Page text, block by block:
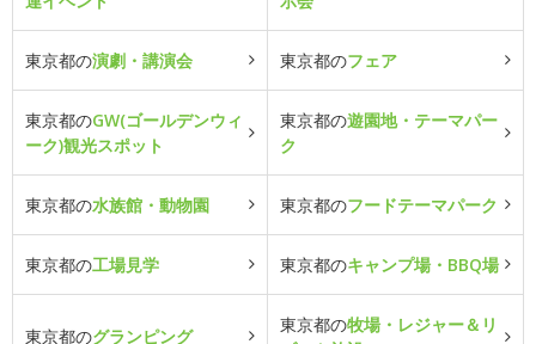
東京都の演劇・講演会 東京都のフェア
東京都のGW(ゴールデンウィ
ーク)観光スポット
東京都の遊園地・テーマパー
ク
東京都の水族館・動物園 東京都のフードテーマパーク
東京都の工場見学 東京都のキャンプ場・BBQ場
東京都のグランピング
東京都の牧場・レジャー＆リ